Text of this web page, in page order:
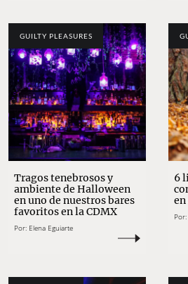
GUILTY PLEASURES
Tragos tenebrosos y
ambiente de Halloween
en uno de nuestros bares
favoritos en la CDMX
Por: Elena Eguiarte
6
Por: